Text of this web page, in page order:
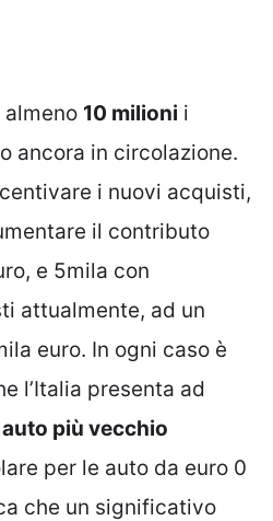
almeno 10 milioni i
ancora in circolazione.
i nuovi acquisti,
il contributo
e 5mila con
attualmente, ad un
euro. In ogni caso è
l’Italia presenta ad
più vecchio
per le auto da euro 0
che un significativo